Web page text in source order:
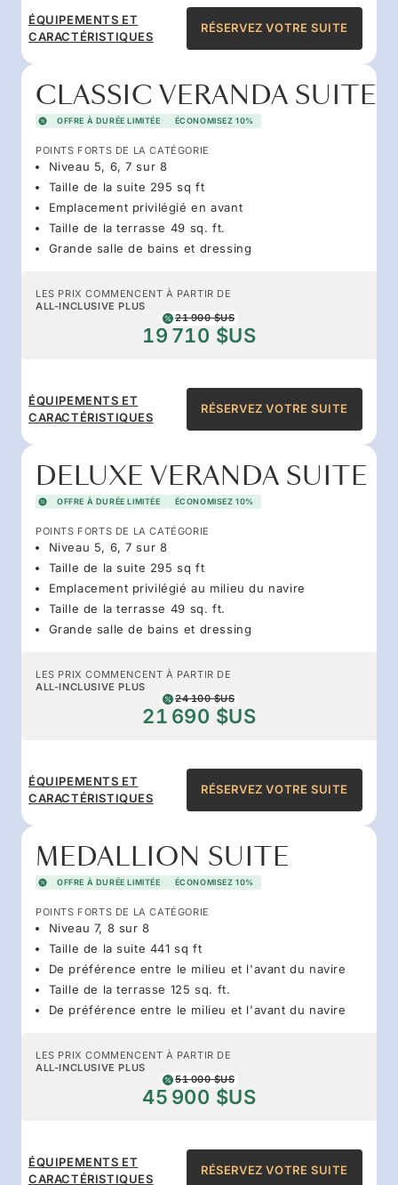
ÉQUIPEMENTS ET
CARACTÉRISTIQUES
RÉSERVEZ VOTRE SUITE
CLASSIC VERANDA SUITE
OFFRE À DURÉE LIMITÉE ÉCONOMISEZ 10%
POINTS FORTS DE LA CATÉGORIE
Niveau 5, 6, 7 sur 8
Taille de la suite 295 sq ft
Emplacement privilégié en avant
Taille de la terrasse 49 sq. ft.
Grande salle de bains et dressing
LES PRIX COMMENCENT À PARTIR DE
ALL-INCLUSIVE PLUS
21 900 $US
19 710 $US
ÉQUIPEMENTS ET
CARACTÉRISTIQUES
RÉSERVEZ VOTRE SUITE
DELUXE VERANDA SUITE
OFFRE À DURÉE LIMITÉE ÉCONOMISEZ 10%
POINTS FORTS DE LA CATÉGORIE
Niveau 5, 6, 7 sur 8
Taille de la suite 295 sq ft
Emplacement privilégié au milieu du navire
Taille de la terrasse 49 sq. ft.
Grande salle de bains et dressing
LES PRIX COMMENCENT À PARTIR DE
ALL-INCLUSIVE PLUS
24 100 $US
21 690 $US
ÉQUIPEMENTS ET
CARACTÉRISTIQUES
RÉSERVEZ VOTRE SUITE
MEDALLION SUITE
OFFRE À DURÉE LIMITÉE ÉCONOMISEZ 10%
POINTS FORTS DE LA CATÉGORIE
Niveau 7, 8 sur 8
Taille de la suite 441 sq ft
De préférence entre le milieu et l'avant du navire
Taille de la terrasse 125 sq. ft.
De préférence entre le milieu et l'avant du navire
LES PRIX COMMENCENT À PARTIR DE
ALL-INCLUSIVE PLUS
51 000 $US
45 900 $US
ÉQUIPEMENTS ET
CARACTÉRISTIQUES
RÉSERVEZ VOTRE SUITE